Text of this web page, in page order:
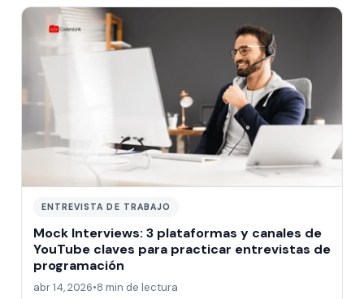
ENTREVISTA DE TRABAJO
Mock Interviews: 3 plataformas y canales de
YouTube claves para practicar entrevistas de
programación
abr 14, 2026•8 min de lectura